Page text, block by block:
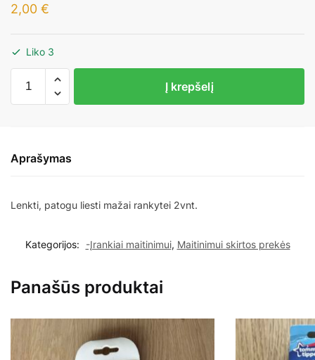
2,00 €
Liko 3
kiekis:
nuo
Į krepšelį
Aprašymas
Lenkti, patogu liesti mažai rankytei 2vnt.
Kategorijos: -Įrankiai maitinimui, Maitinimui skirtos prekės
Panašūs produktai